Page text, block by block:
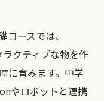
ースでは、
クティブな物を作
に育みます。中学
やロボットと連携